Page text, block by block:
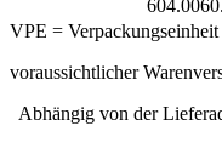
VPE = Verpackungseinheit
voraussichtlicher
Abhängig von der